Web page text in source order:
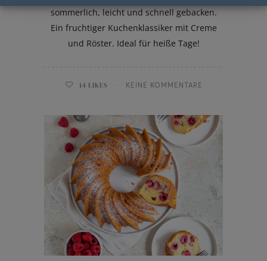
sommerlich, leicht und schnell gebacken.
Ein fruchtiger Kuchenklassiker mit Creme
und Röster. Ideal für heiße Tage!
14 LIKES KEINE KOMMENTARE